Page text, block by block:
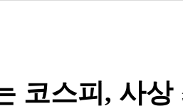
코스피, 사상